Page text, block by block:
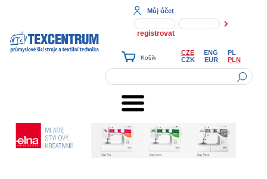
Můj účet
registrovat
CZE ENG
PL
CZK
EUR PLN